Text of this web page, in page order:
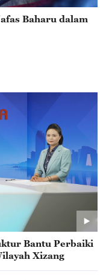
Baharu dalam
Bantu Perbaiki
Xizang